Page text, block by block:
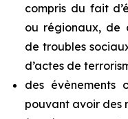
compris du fait
ou régionaux, de
de troubles
d’actes de
des évènements
pouvant avoir des